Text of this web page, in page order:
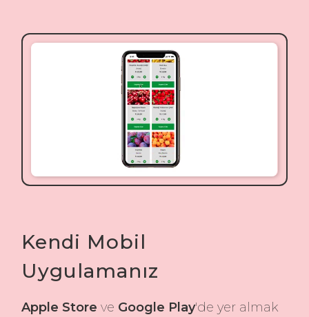
Kendi Mobil
Uygulamanız
Apple Store ve Google Play'de yer almak